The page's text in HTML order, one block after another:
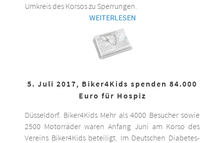
Umkreis des Korsos zu Sperrungen.
WEITERLESEN
5. Juli 2017, Biker4Kids spenden 84.000
Euro für Hospiz
Düsseldorf. Biker4Kids Mehr als 4000 Besucher sowie
2500 Motorräder waren Anfang Juni am Korso des
Vereins Biker4Kids beteiligt. Im Deutschen Diabetes-